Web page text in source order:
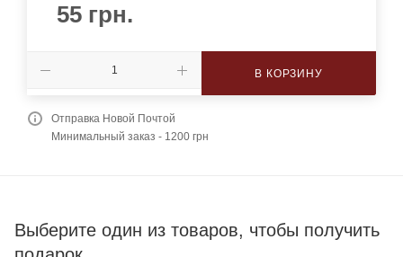
55 грн.
В КОРЗИНУ
Отправка Новой Почтой
Минимальный заказ - 1200 грн
Выберите один из товаров, чтобы получить